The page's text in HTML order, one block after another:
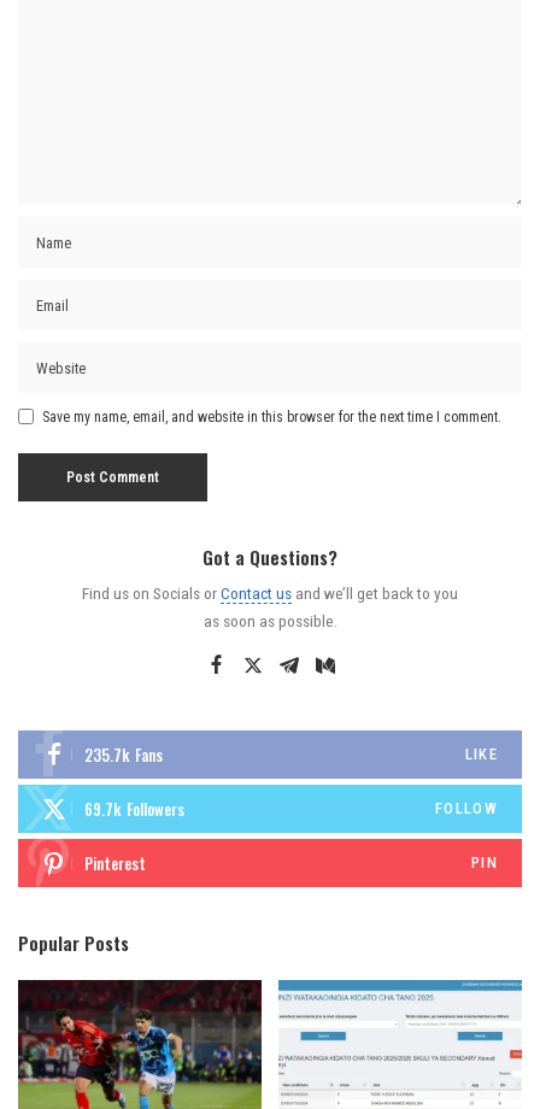
Save my name, email, and website in this browser for the next time I comment.
Got a Questions?
Find us on Socials orContact us and we’ll get back to you
as soon as possible.
235.7k Fans LIKE
69.7k Followers FOLLOW
Pinterest PIN
Popular Posts